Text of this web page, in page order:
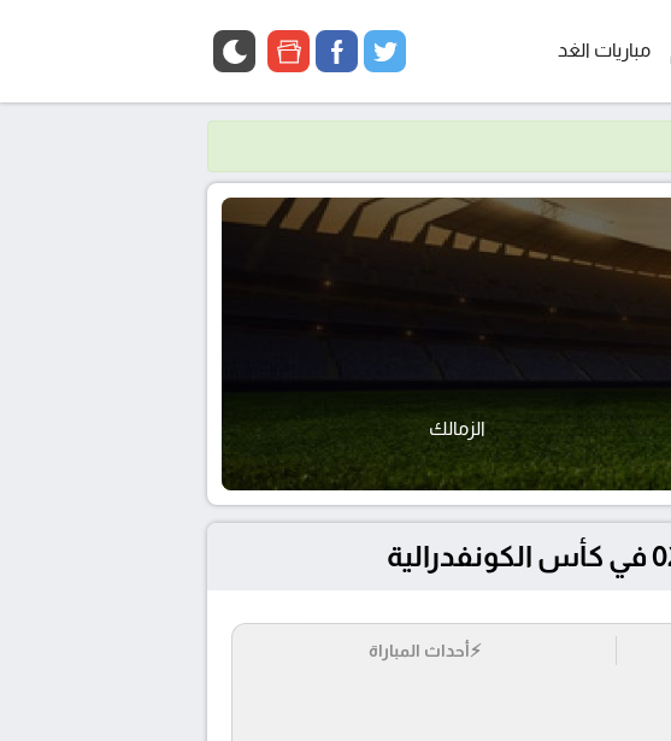
مباريات الغد twitter
facebook
google
الزمالك
⚡أحداث المباراة